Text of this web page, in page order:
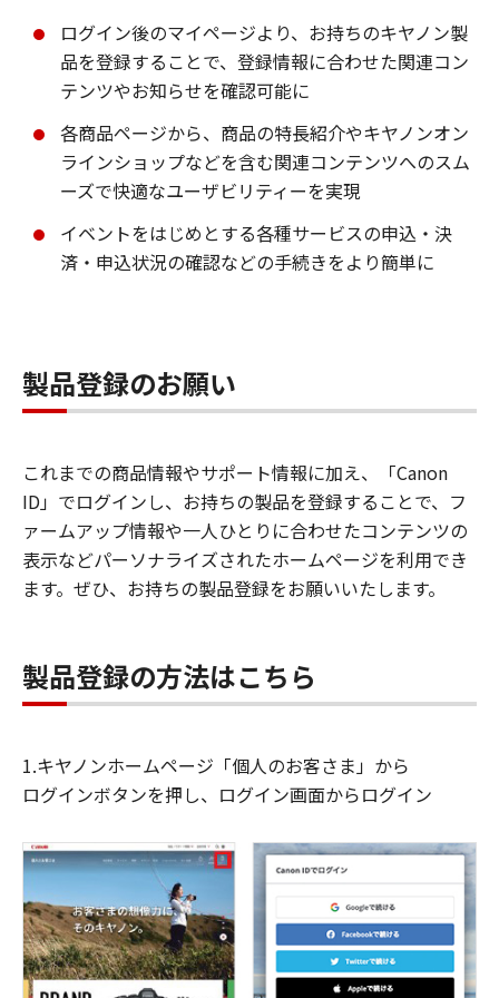
ログイン後のマイページより、お持ちのキヤノン製
品を登録することで、登録情報に合わせた関連コン
テンツやお知らせを確認可能に
各商品ページから、商品の特長紹介やキヤノンオン
ラインショップなどを含む関連コンテンツへのスム
ーズで快適なユーザビリティーを実現
イベントをはじめとする各種サービスの申込・決
済・申込状況の確認などの手続きをより簡単に
製品登録のお願い
これまでの商品情報やサポート情報に加え、「Canon
ID」でログインし、お持ちの製品を登録することで、フ
ァームアップ情報や一人ひとりに合わせたコンテンツの
表示などパーソナライズされたホームページを利用でき
ます。ぜひ、お持ちの製品登録をお願いいたします。
製品登録の方法はこちら
1.キヤノンホームページ「個人のお客さま」から
ログインボタンを押し、ログイン画面からログイン